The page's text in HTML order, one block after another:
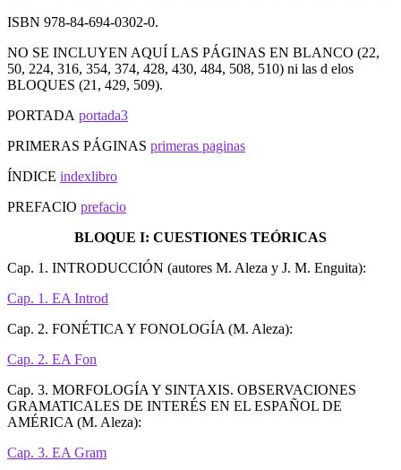
ISBN 978-84-694-0302-0.
NO SE INCLUYEN AQUÍ LAS PÁGINAS EN BLANCO (22,
50, 224, 316, 354, 374, 428, 430, 484, 508, 510) ni las d elos
BLOQUES (21, 429, 509).
PORTADA portada3
PRIMERAS PÁGINAS primeras paginas
ÍNDICE indexlibro
PREFACIO prefacio
BLOQUE I: CUESTIONES TEÓRICAS
Cap. 1. INTRODUCCIÓN (autores M. Aleza y J. M. Enguita):
Cap. 1. EA Introd
Cap. 2. FONÉTICA Y FONOLOGÍA (M. Aleza):
Cap. 2. EA Fon
Cap. 3. MORFOLOGÍA Y SINTAXIS. OBSERVACIONES
GRAMATICALES DE INTERÉS EN EL ESPAÑOL DE
AMÉRICA (M. Aleza):
Cap. 3. EA Gram